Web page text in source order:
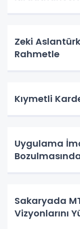
Zeki
Rahmetle
Kıymetli
Uygulama
Sakaryada
Vizyonlarını